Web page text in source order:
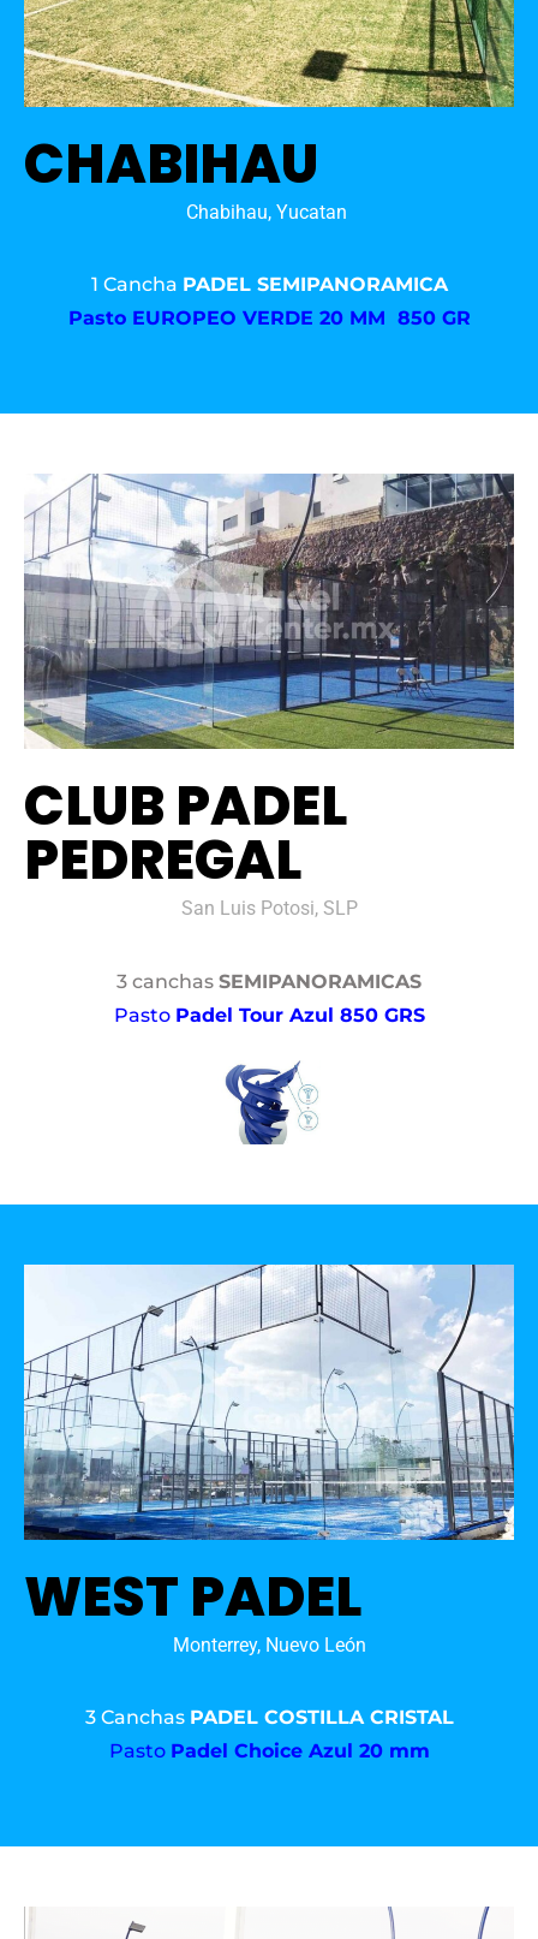
CHABIHAU
Chabihau, Yucatan
1 Cancha PADEL SEMIPANORAMICA
Pasto EUROPEO VERDE 20 MM 850 GR
CLUB PADEL
PEDREGAL
San Luis Potosi, SLP
3 canchas SEMIPANORAMICAS
Pasto Padel Tour Azul 850 GRS
WEST PADEL
Monterrey, Nuevo León
3 Canchas PADEL COSTILLA CRISTAL
Pasto Padel Choice Azul 20 mm